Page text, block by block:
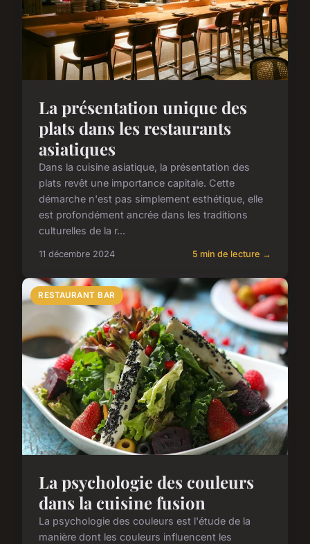
La présentation unique des
plats dans les restaurants
asiatiques
Dans la cuisine asiatique, la présentation des
plats revêt une importance capitale. Cette
démarche n'est pas simplement esthétique, elle
est profondément ancrée dans les traditions
culturelles de la r...
11 décembre 2024 5 min de lecture →
RESTAURANT BAR
La psychologie des couleurs
dans la cuisine fusion
La psychologie des couleurs est l'étude de la
manière dont les couleurs influencent les